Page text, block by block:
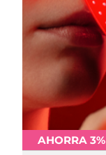
AHORRA 3%